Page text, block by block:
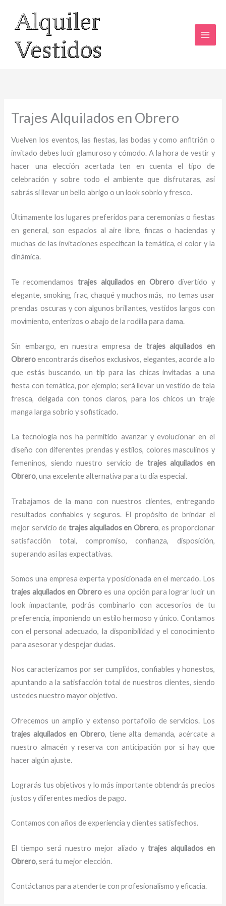
contenido
Trajes Alquilados en Obrero
Vuelven los eventos, las fiestas, las bodas y como anfitrión o
invitado debes lucir glamuroso y cómodo. A la hora de vestir y
hacer una elección acertada ten en cuenta el tipo de
celebración y sobre todo el ambiente que disfrutaras, así
sabrás si llevar un bello abrigo o un look sobrio y fresco.
Últimamente los lugares preferidos para ceremonias o fiestas
en general, son espacios al aire libre, fincas o haciendas y
muchas de las invitaciones especifican la temática, el color y la
dinámica.
Te recomendamos trajes alquilados en Obrero divertido y
elegante, smoking, frac, chaqué y muchos más, no temas usar
prendas oscuras y con algunos brillantes, vestidos largos con
movimiento, enterizos o abajo de la rodilla para dama.
Sin embargo, en nuestra empresa detrajes alquilados en
Obreroencontrarás diseños exclusivos, elegantes, acorde a lo
que estás buscando, un tip para las chicas invitadas a una
fiesta con temática, por ejemplo; será llevar un vestido de tela
fresca, delgada con tonos claros, para los chicos un traje
manga larga sobrio y sofisticado.
La tecnología nos ha permitido avanzar y evolucionar en el
diseño con diferentes prendas y estilos, colores masculinos y
femeninos, siendo nuestro servicio de trajes alquilados en
Obrero, una excelente alternativa para tu día especial.
Trabajamos de la mano con nuestros clientes, entregando
resultados confiables y seguros. El propósito de brindar el
mejor servicio de trajesalquiladosen Obrero, es proporcionar
satisfacción total, compromiso, confianza, disposición,
superando así las expectativas.
Somos una empresa experta y posicionada en el mercado. Los
trajes alquilados en Obreroes una opción para lograr lucir un
look impactante, podrás combinarlo con accesorios de tu
preferencia, imponiendo un estilo hermoso y único. Contamos
con el personal adecuado, la disponibilidad y el conocimiento
para asesorar y despejar dudas.
Nos caracterizamos por ser cumplidos, confiables y honestos,
apuntando a la satisfacción total de nuestros clientes, siendo
ustedes nuestro mayor objetivo.
Ofrecemos un amplio y extenso portafolio de servicios. Los
trajes alquilados en Obrero, tiene alta demanda, acércate a
nuestro almacén y reserva con anticipación por si hay que
hacer algún ajuste.
Lograrás tus objetivos y lo más importante obtendrás precios
justos y diferentes medios de pago.
Contamos con años de experiencia y clientes satisfechos.
El tiempo será nuestro mejor aliado y trajes alquilados en
Obrero, será tu mejor elección.
Contáctanos para atenderte con profesionalismo y eficacia.